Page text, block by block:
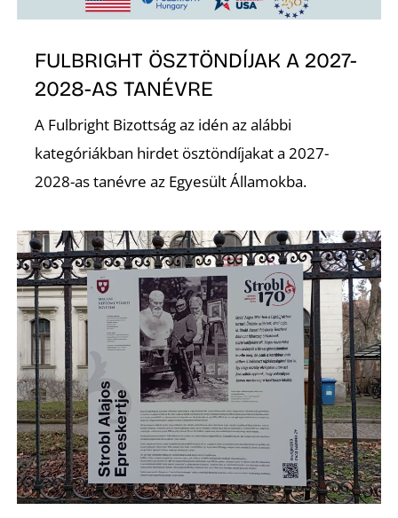
FULBRIGHT ÖSZTÖNDÍJAK A 2027-
2028-AS TANÉVRE
A Fulbright Bizottság az idén az alábbi
kategóriákban hirdet ösztöndíjakat a 2027-
2028-as tanévre az Egyesült Államokba.